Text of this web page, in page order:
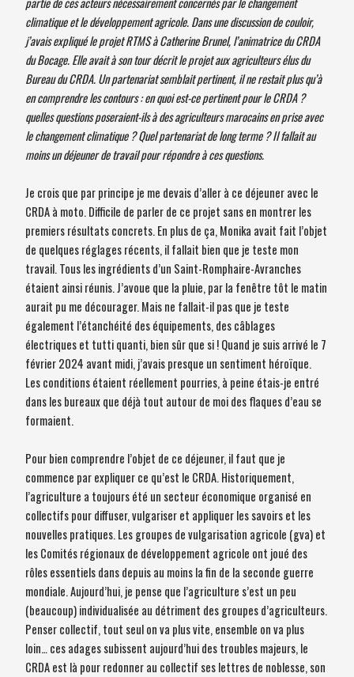
climatique et le développement agricole. Dans une discussion de couloir,
j’avais expliqué le projet RTMS à Catherine Brunel, l’animatrice du CRDA
du Bocage. Elle avait à son tour décrit le projet aux agriculteurs élus du
Bureau du CRDA. Un partenariat semblait pertinent, il ne restait plus qu’à
en comprendre les contours : en quoi est-ce pertinent pour le CRDA ?
quelles questions poseraient-ils à des agriculteurs marocains en prise avec
le changement climatique ? Quel partenariat de long terme ? Il fallait au
moins un déjeuner de travail pour répondre à ces questions.
Je crois que par principe je me devais d’aller à ce déjeuner avec le
CRDA à moto. Difficile de parler de ce projet sans en montrer les
premiers résultats concrets. En plus de ça, Monika avait fait l’objet
de quelques réglages récents, il fallait bien que je teste mon
travail. Tous les ingrédients d’un Saint-Romphaire-Avranches
étaient ainsi réunis. J’avoue que la pluie, par la fenêtre tôt le matin
aurait pu me décourager. Mais ne fallait-il pas que je teste
également l’étanchéité des équipements, des câblages
électriques et tutti quanti, bien sûr que si ! Quand je suis arrivé le 7
février 2024 avant midi, j’avais presque un sentiment héroïque.
Les conditions étaient réellement pourries, à peine étais-je entré
dans les bureaux que déjà tout autour de moi des flaques d’eau se
formaient.
Pour bien comprendre l’objet de ce déjeuner, il faut que je
commence par expliquer ce qu’est le CRDA. Historiquement,
l’agriculture a toujours été un secteur économique organisé en
collectifs pour diffuser, vulgariser et appliquer les savoirs et les
nouvelles pratiques. Les groupes de vulgarisation agricole (gva) et
les Comités régionaux de développement agricole ont joué des
rôles essentiels dans depuis au moins la fin de la seconde guerre
mondiale. Aujourd’hui, je pense que l’agriculture s’est un peu
(beaucoup) individualisée au détriment des groupes d’agriculteurs.
Penser collectif, tout seul on va plus vite, ensemble on va plus
loin… ces adages subissent aujourd’hui des troubles majeurs, le
CRDA est là pour redonner au collectif ses lettres de noblesse, son